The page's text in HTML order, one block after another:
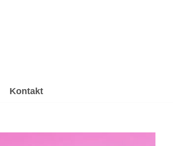
Kontakt
& Trauerhilfe, Reiki & Energiearbeit,